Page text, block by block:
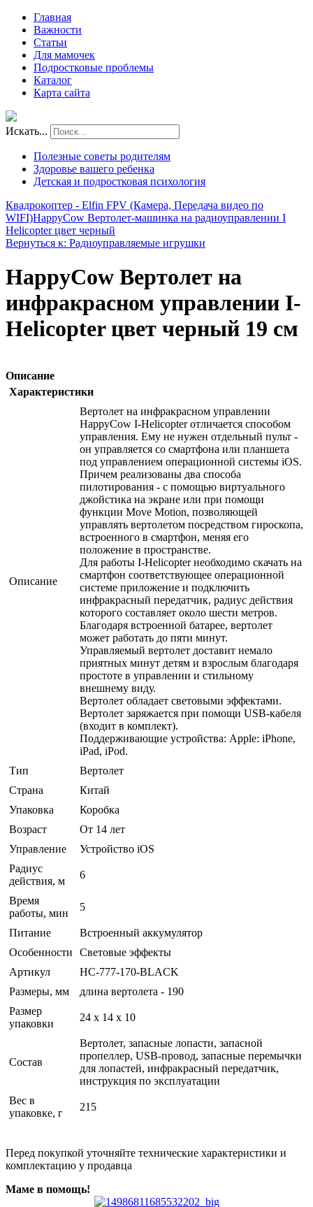
Главная
Важности
Статьи
Для мамочек
Подростковые проблемы
Каталог
Карта сайта
Искать...
Полезные советы родителям
Здоровье вашего ребенка
Детская и подростковая психология
Квадрокоптер - Elfin FPV (Камера, Передача видео по
WIFI)HappyCow Вертолет-машинка на радиоуправлении I
Helicopter цвет черный
Вернуться к: Радиоуправляемые игрушки
HappyCow Вертолет на
инфракрасном управлении I-
Helicopter цвет черный 19 см
Описание
Характеристики
Описание
Вертолет на инфракрасном управлении
HappyCow I-Helicopter отличается способом
управления. Ему не нужен отдельный пульт -
он управляется со смартфона или планшета
под управлением операционной системы iOS.
Причем реализованы два способа
пилотирования - с помощью виртуального
джойстика на экране или при помощи
функции Move Motion, позволяющей
управлять вертолетом посредством гироскопа,
встроенного в смартфон, меняя его
положение в пространстве.
Для работы I-Helicopter необходимо скачать на
смартфон соответствующее операционной
системе приложение и подключить
инфракрасный передатчик, радиус действия
которого составляет около шести метров.
Благодаря встроенной батарее, вертолет
может работать до пяти минут.
Управляемый вертолет доставит немало
приятных минут детям и взрослым благодаря
простоте в управлении и стильному
внешнему виду.
Вертолет обладает световыми эффектами.
Вертолет заряжается при помощи USB-кабеля
(входит в комплект).
Поддерживающие устройства: Apple: iPhone,
iPad, iPod.
Тип
Вертолет
Страна
Китай
Упаковка
Коробка
Возраст
От 14 лет
Управление
Устройство iOS
Радиус
действия, м
6
Время
работы, мин
5
Питание
Встроенный аккумулятор
Особенности
Световые эффекты
Артикул
HC-777-170-BLACK
Размеры, мм
длина вертолета - 190
Размер
упаковки
24 x 14 x 10
Состав
Вертолет, запасные лопасти, запасной
пропеллер, USB-провод, запасные перемычки
для лопастей, инфракрасный передатчик,
инструкция по эксплуатации
Вес в
упаковке, г
215
Перед покупкой уточняйте технические характеристики и
комплектацию у продавца
Маме в помощь!